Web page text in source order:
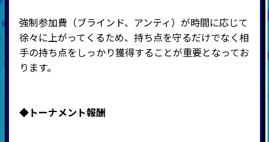
強制参加費（ブラインド、アンティ）が時間に応じて
徐々に上がってくるため、持ち点を守るだけでなく相
手の持ち点をしっかり獲得することが重要となってお
ります。
◆トーナメント報酬